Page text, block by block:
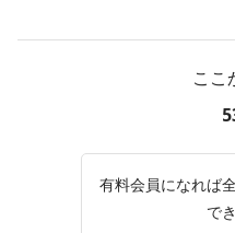
ここ
有料会員になれば
で